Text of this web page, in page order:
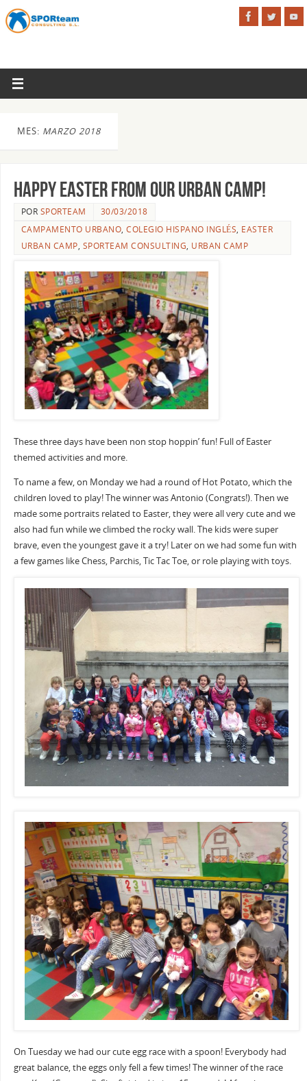
MES: MARZO 2018
Happy Easter from our Urban Camp!
POR SPORTEAM
30/03/2018
CAMPAMENTO URBANO,COLEGIO HISPANO INGLÉS, EASTER
URBAN CAMP, SPORTEAM CONSULTING, URBAN CAMP
These three days have been non stop hoppin’ fun! Full of Easter
themed activities and more.
To name a few, on Monday we had a round of Hot Potato, which the
children loved to play! The winner was Antonio (Congrats!). Then we
made some portraits related to Easter, they were all very cute and we
also had fun while we climbed the rocky wall. The kids were super
brave, even the youngest gave it a try! Later on we had some fun with
a few games like Chess, Parchis, Tic Tac Toe, or role playing with toys.
On Tuesday we had our cute egg race with a spoon! Everybody had
great balance, the eggs only fell a few times! The winner of the race